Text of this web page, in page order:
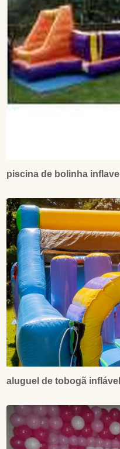
piscina de bolinha inflavel
aluguel de tobogã inflável